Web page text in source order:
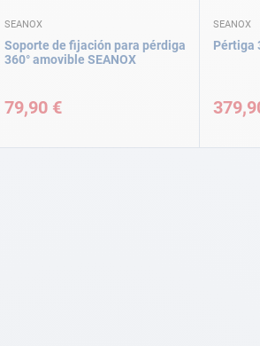
SEANOX
Soporte de fijación para pérdiga
360° amovible SEANOX
79,90 €
SEANOX
Pértiga